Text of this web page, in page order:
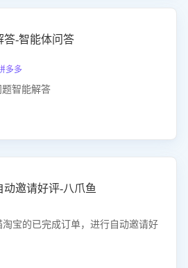
答-智能体问答
多
题智能解答
动邀请好评-八爪鱼
宝的已完成订单，进行自动邀请好